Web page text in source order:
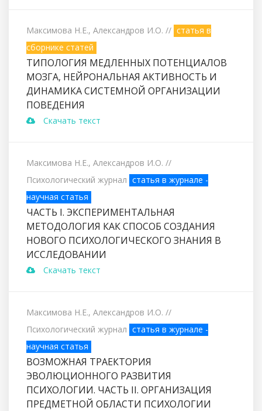
Максимова Н.Е., Александров И.О. // статья в
сборнике статей
ТИПОЛОГИЯ МЕДЛЕННЫХ ПОТЕНЦИАЛОВ
МОЗГА, НЕЙРОНАЛЬНАЯ АКТИВНОСТЬ И
ДИНАМИКА СИСТЕМНОЙ ОРГАНИЗАЦИИ
ПОВЕДЕНИЯ
Скачать текст
Максимова Н.Е., Александров И.О. //
Психологический журнал статья в журнале -
научная статья
ЧАСТЬ I. ЭКСПЕРИМЕНТАЛЬНАЯ
МЕТОДОЛОГИЯ КАК СПОСОБ СОЗДАНИЯ
НОВОГО ПСИХОЛОГИЧЕСКОГО ЗНАНИЯ В
ИССЛЕДОВАНИИ
Скачать текст
Максимова Н.Е., Александров И.О. //
Психологический журнал статья в журнале -
научная статья
ВОЗМОЖНАЯ ТРАЕКТОРИЯ
ЭВОЛЮЦИОННОГО РАЗВИТИЯ
ПСИХОЛОГИИ. ЧАСТЬ II. ОРГАНИЗАЦИЯ
ПРЕДМЕТНОЙ ОБЛАСТИ ПСИХОЛОГИИ